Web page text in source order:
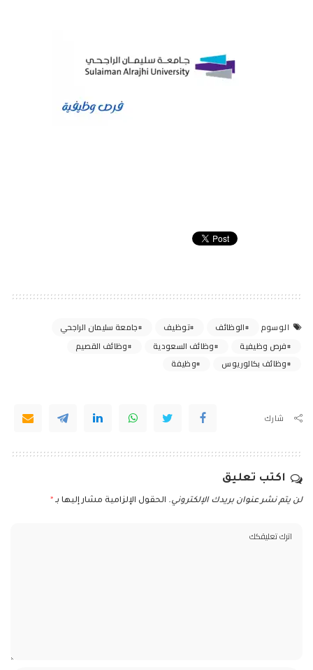
الوسوم الوظائف توظيف
جامعة سليمان الراجحي
فرص وظيفية
وظائف السعودية
وظائف القصيم
وظائف بكالوريوس
وظيفة
شارك
اكتب تعليق
لن يتم نشر عنوان بريدك الإلكتروني. الحقول الإلزامية مشار إليها بـ *